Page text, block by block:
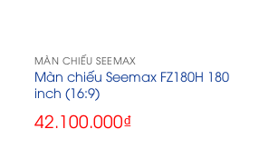
MÀN CHIẾU SEEMAX
Màn chiếu Seemax FZ180H 180
inch (16:9)
42.100.000₫